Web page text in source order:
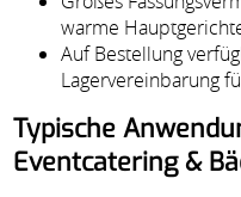
warme
Auf Bestellung
Lagervereinbarung
Typische
Eventcatering &